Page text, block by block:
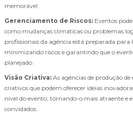
memorável.
Gerenciamento de Riscos: Eventos
como mudanças climáticas ou problemas
profissionais da agência está preparada para
minimizando riscos e garantindo que o
planejado.
Visão Criativa: As agências de produção
criativos que podem oferecer ideias
nível do evento, tornando-o mais atraente e
convidados.